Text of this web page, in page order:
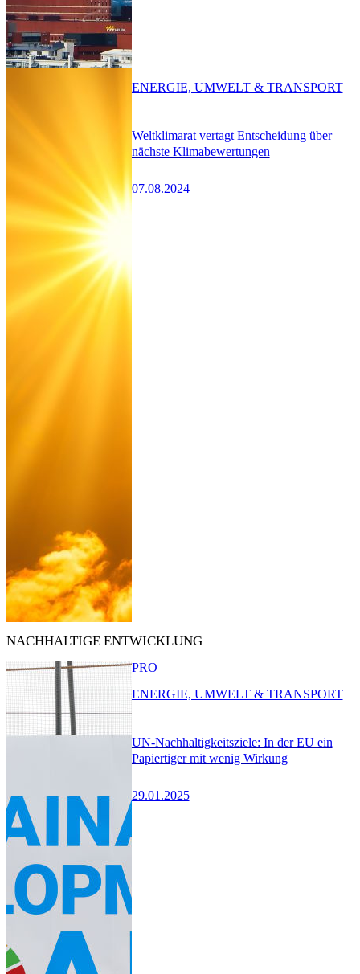
Weltklimarat vertagt Entscheidung über
nächste Klimabewertungen
07.08.2024
ENERGIE, UMWELT & TRANSPORT
NACHHALTIGE ENTWICKLUNG
UN-Nachhaltigkeitsziele: In der EU ein
Papiertiger mit wenig Wirkung
29.01.2025
PRO
ENERGIE, UMWELT & TRANSPORT